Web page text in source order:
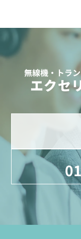
無線機・トラ
エクセ